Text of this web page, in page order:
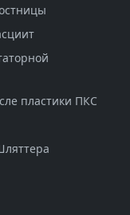
пластики ПКС